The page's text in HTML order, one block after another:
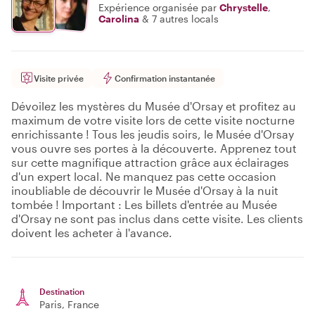
Expérience organisée par Chrystelle,
Carolina & 7 autres locals
Visite privée Confirmation instantanée
Dévoilez les mystères du Musée d'Orsay et profitez au
maximum de votre visite lors de cette visite nocturne
enrichissante ! Tous les jeudis soirs, le Musée d'Orsay
vous ouvre ses portes à la découverte. Apprenez tout
sur cette magnifique attraction grâce aux éclairages
d'un expert local. Ne manquez pas cette occasion
inoubliable de découvrir le Musée d'Orsay à la nuit
tombée ! Important : Les billets d'entrée au Musée
d'Orsay ne sont pas inclus dans cette visite. Les clients
doivent les acheter à l'avance.
Destination
Paris, France